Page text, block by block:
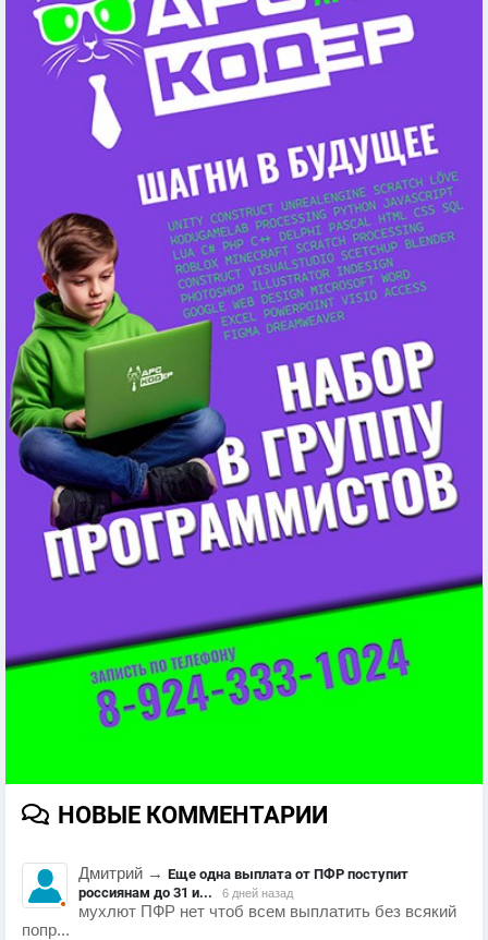
НОВЫЕ КОММЕНТАРИИ
Дмитрий → Еще одна выплата от ПФР поступит
россиянам до 31 и...
6 дней назад
мухлют ПФР нет чтоб всем выплатить без всякий
попр...